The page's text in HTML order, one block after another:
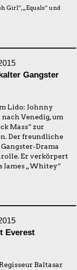
Girl“, „Equals“ und
Gangster
Lido: Johnny
Venedig, um
Mass“ zur
Der freundliche
Drama
Er verkörpert
James „Whitey“
Everest
Baltasar